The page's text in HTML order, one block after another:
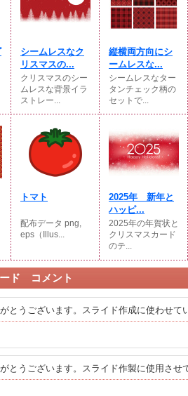
シームレスなク
リスマスの...
クリスマスのシー
ムレスな背景イラ
ストレー...
縦横両方向にシ
ームレスな...
シームレスなター
タンチェック柄の
セットで...
トマト
配布データ png,
eps（Illus...
2025年 新年と
ハッピ...
2025年の年賀状と
クリスマスカード
のテ...
ド コメント
とうございます。スライド作成に使わせて
とうございます。スライド作製に使用させ